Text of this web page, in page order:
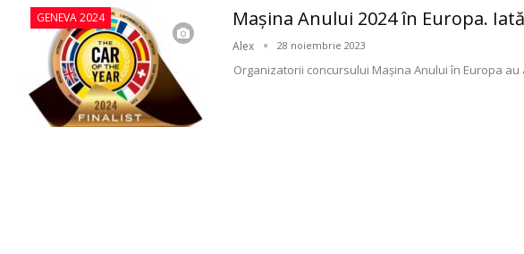
GENEVA 2024 Mașina Anului 2024 în Europa.
Alex 28 noiembrie 2023
Organizatorii concursului Mașina Anului în Europa